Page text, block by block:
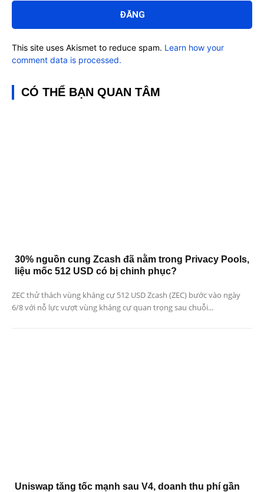
luận:
This site uses Akismet to reduce spam. Learn how your
comment data is processed.
CÓ THỂ BẠN QUAN TÂM
30% nguồn cung Zcash đã nằm trong Privacy Pools,
liệu mốc 512 USD có bị chinh phục?
ZEC thử thách vùng kháng cự 512 USD Zcash (ZEC) bước vào ngày
6/8 với nỗ lực vượt vùng kháng cự quan trọng sau chuỗi...
Uniswap tăng tốc mạnh sau V4, doanh thu phí gần